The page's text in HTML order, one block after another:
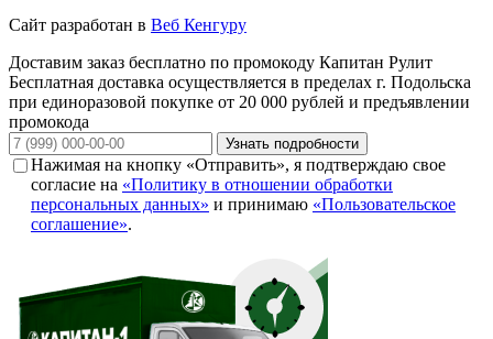
Сайт разработан в Веб Кенгуру
Доставим заказ бесплатно по промокоду Капитан Рулит
Бесплатная доставка осуществляется в пределах г. Подольска
при единоразовой покупке от 20 000 рублей и предъявлении
промокода
Узнать подробности
Нажимая на кнопку «Отправить», я подтверждаю свое
согласие на «Политику в отношении обработки
персональных данных» и принимаю «Пользовательское
соглашение».